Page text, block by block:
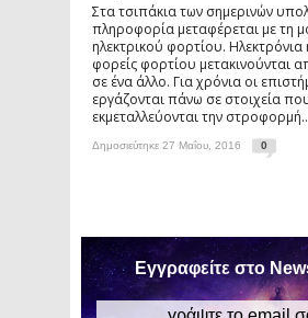
Στα τσιπάκια των σημερινών
πληροφορία μεταφέρεται με τη
ηλεκτρικού φορτίου. Ηλεκτρόνια
φορείς φορτίου μετακινούνται
σε ένα άλλο. Για χρόνια οι
εργάζονται πάνω σε στοιχεία
εκμεταλλεύονται την
Δημοσιεύτηκε 27 Μαΐου, 2016 0
Εγγραφείτε στο